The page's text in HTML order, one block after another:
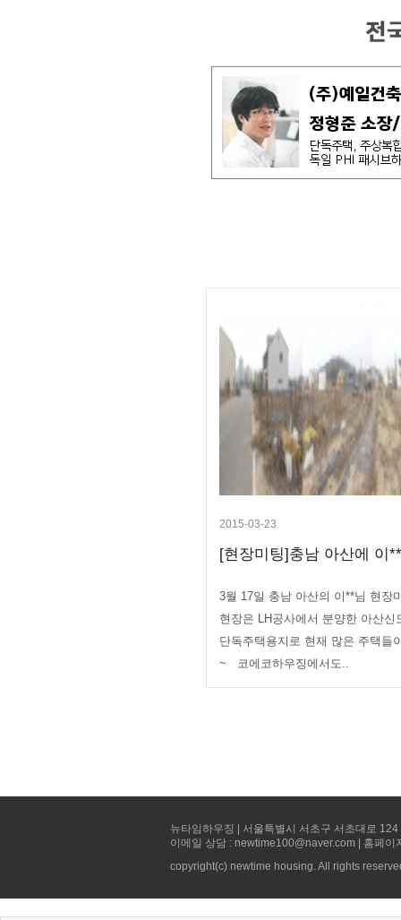
2015-03-23
[현장미팅]충남 아산에 이
3월 17일 충남 아산의 이**님 현
현장은 LH공사에서 분양한 아산신
단독주택용지로 현재 많은 주택들
~ 코에코하우징에서도..
뉴타임하우징 | 서울특별시 서초구 서초대로
이메일 상담 : newtime100@naver.com | 홈페
copyright(c) newtime housing. All rights